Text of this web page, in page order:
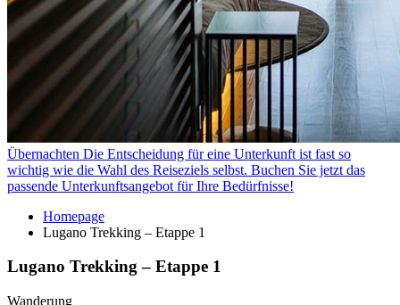
Übernachten Die Entscheidung für eine Unterkunft ist fast so
wichtig wie die Wahl des Reiseziels selbst. Buchen Sie jetzt das
passende Unterkunftsangebot für Ihre Bedürfnisse!
Homepage
Lugano Trekking – Etappe 1
Lugano Trekking – Etappe 1
Wanderung